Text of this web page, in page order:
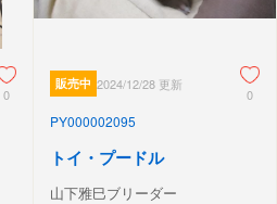
0
販売中 2024/12/28 更新
0
PY000002095
トイ・プードル
山下雅巳ブリーダー